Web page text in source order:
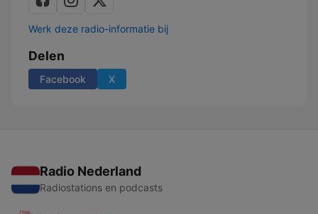
Werk deze radio-informatie bij
Delen
Facebook X
Radio Nederland
Radiostations en podcasts